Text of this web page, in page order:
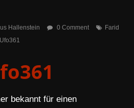
Hallenstein 0 Comment
Farid
Ufo361
bekannt für einen